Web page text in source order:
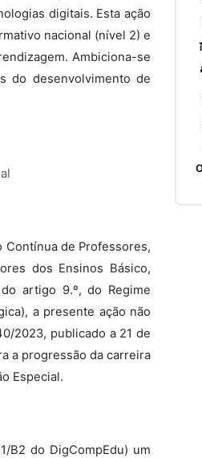
digitais. Esta ação
nacional (nível 2) e
Ambiciona-se
do desenvolvimento de
Contínua de Professores,
dos Ensinos Básico,
artigo 9.º, do Regime
a presente ação não
2023, publicado a 21 de
a progressão da carreira
Especial.
B2 do DigCompEdu) um